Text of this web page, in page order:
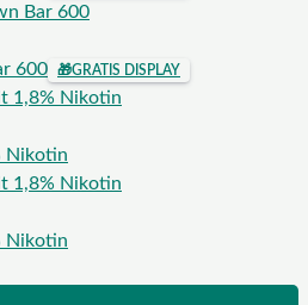
Bar 600
600
🎁GRATIS DISPLAY
1,8% Nikotin
Nikotin
1,8% Nikotin
Nikotin